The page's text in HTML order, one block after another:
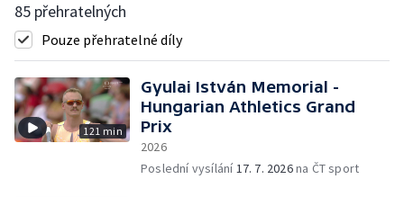
85 přehratelných
Pouze přehratelné díly
121 min
Gyulai István Memorial -
Hungarian Athletics Grand
Prix
2026
Poslední vysílání17. 7. 2026na ČT sport